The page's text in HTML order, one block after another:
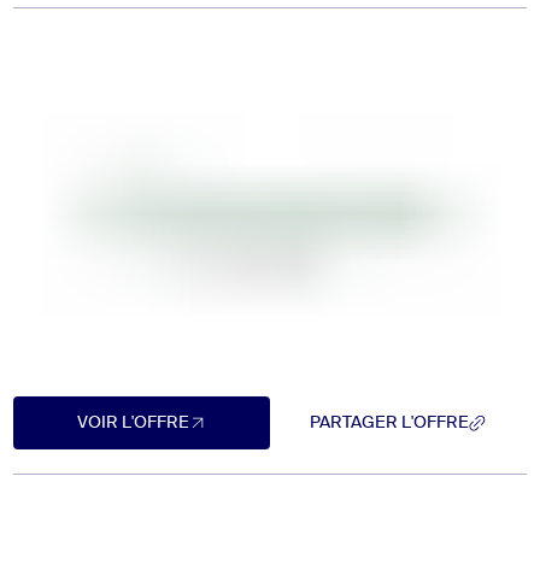
VOIR L'OFFRE
VOIR L'OFFRE
PARTAGER L'OFFRE
PARTAGER L'OFFRE